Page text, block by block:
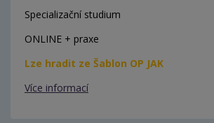
Specializační studium
ONLINE + praxe
Lze hradit ze Šablon OP JAK
Více informací